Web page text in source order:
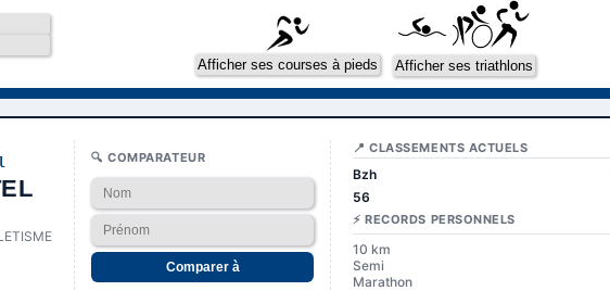
🔍 COMPARATEUR
Comparer à
📍 CLASSEMENTS ACTUELS
Bzh
56
⚡ RECORDS PERSONNELS
10 km
Semi
Marathon